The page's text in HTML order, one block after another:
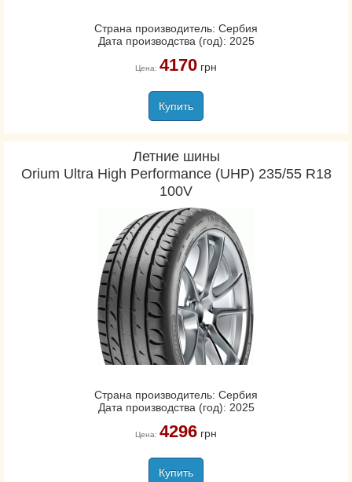
Страна производитель: Сербия
Дата производства (год): 2025
Цена: 4170грн
Купить
Летние шины
Orium Ultra High Performance (UHP) 235/55 R18
100V
Страна производитель: Сербия
Дата производства (год): 2025
Цена: 4296грн
Купить